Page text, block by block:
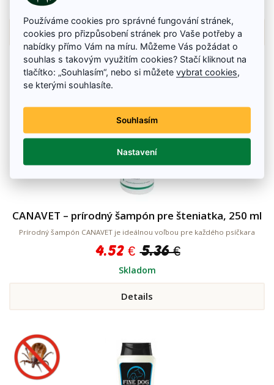
Details
CANAVET – prírodný šampón pre šteniatka, 250 ml
Prírodný šampón CANAVET je ideálnou voľbou pre každého psíčkara
4.52 € 5.36 €
Skladom
Details
Používáme cookies pro správné fungování stránek,
cookies pro přizpůsobení stránek pro Vaše potřeby a
nabídky přímo Vám na míru. Můžeme Vás požádat o
souhlas s takovým využitím cookies? Stačí kliknout na
tlačítko: „Souhlasím“, nebo si můžetevybrat cookies
se kterými souhlasíte.
Souhlasím
Nastavení